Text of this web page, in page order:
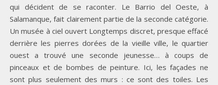
qui décident de se raconter. Le Barrio del Oeste, à
Salamanque, fait clairement partie de la seconde catégorie.
Un musée à ciel ouvert Longtemps discret, presque effacé
derrière les pierres dorées de la vieille ville, le quartier
ouest a trouvé une seconde jeunesse… à coups de
pinceaux et de bombes de peinture. Ici, les façades ne
sont plus seulement des murs : ce sont des toiles. Les